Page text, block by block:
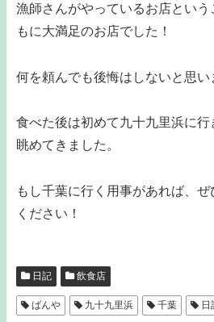
漁師さんがやっているお店という
もに大満足のお店でした！
何を頼んでも後悔はしないと思い
食べた後は初めて九十九里浜に
眺めてきました。
もし千葉に行く用事があれば、
ください！
日記 飲食店
ばんや 九十九里浜 千葉 日